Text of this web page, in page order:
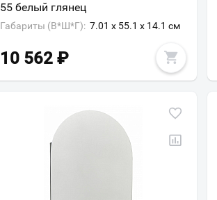
55 белый глянец
Габариты (В*Ш*Г): 7.01 x 55.1 x 14.1 см
10 562 ₽